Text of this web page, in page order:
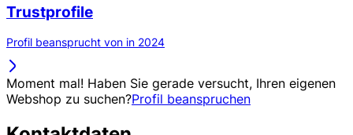
Trustprofile
Profil beansprucht von in 2024
Moment mal! Haben Sie gerade versucht, Ihren eigenen
Webshop zu suchen?Profil beanspruchen